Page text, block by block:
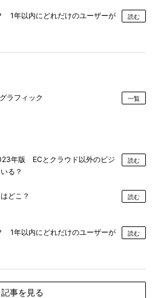
1年以内にどれだけのユーザーが
読む
ラフィック 一覧
年版 ECとクラウド以外のビジ
る？
読む
どこ？ 読む
1年以内にどれだけのユーザーが
読む
記事を見る